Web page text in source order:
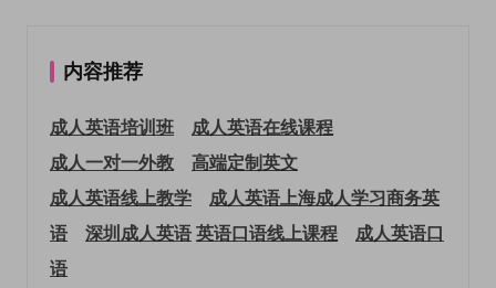
内容推荐
成人英语培训班
成人英语在线课程
成人一对一外教
高端定制英文
成人英语线上教学
成人英语上海成人学习商务英
语
深圳成人英语英语口语线上课程
成人英语口
语